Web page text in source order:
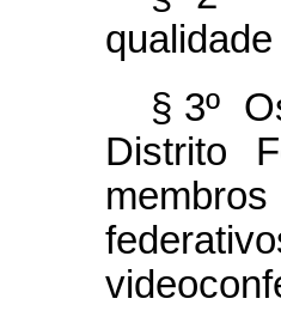
§ 3º
Distrito